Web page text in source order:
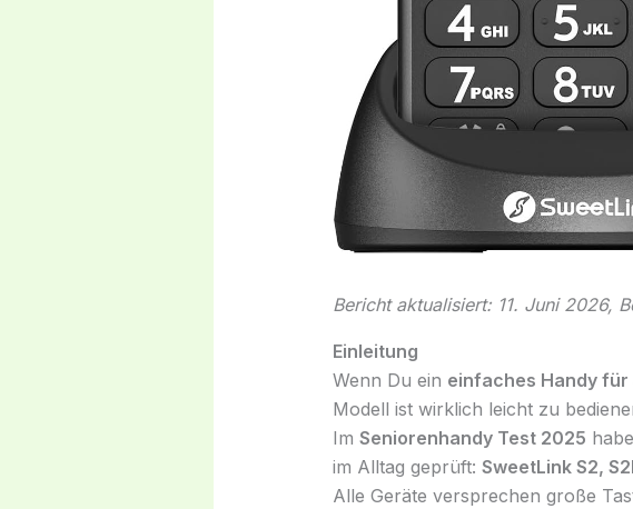
Bericht aktualisiert: 11. Juni 2026,
Einleitung
Wenn Du ein einfaches Handy für
Modell ist wirklich leicht zu
Im Seniorenhandy Test 2025
im Alltag geprüft: SweetLink S2,
Alle Geräte versprechen große